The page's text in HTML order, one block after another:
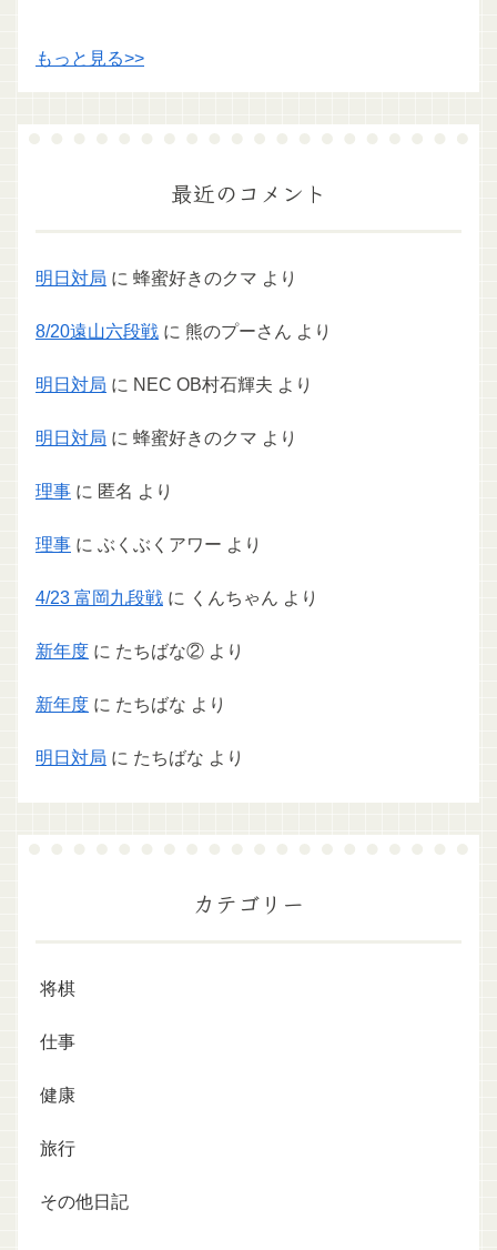
もっと見る>>
最近のコメント
明日対局 に 蜂蜜好きのクマ より
8/20遠山六段戦 に 熊のプーさん より
明日対局 に NEC OB村石輝夫 より
明日対局 に 蜂蜜好きのクマ より
理事 に 匿名 より
理事 に ぶくぶくアワー より
4/23 富岡九段戦 に くんちゃん より
新年度 に たちばな② より
新年度 に たちばな より
明日対局 に たちばな より
カテゴリー
将棋
仕事
健康
旅行
その他日記